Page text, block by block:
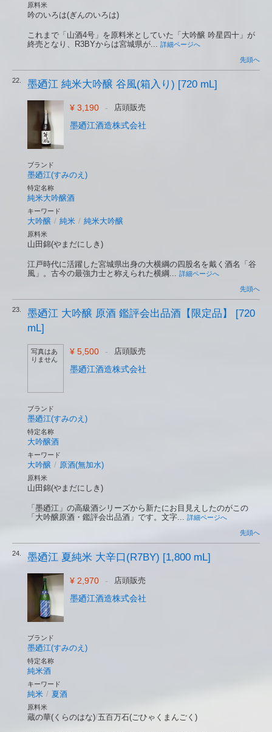
原料米
吟のいろは(ぎんのいろは)
これまで「山酒4号」を原料米としていた「大吟醸 吟星四十」が
終売となり、R3BYからは宮城県が... 詳細ページへ
先頭へ
22. 墨廼江 純米大吟醸 谷風(箱入り) [720 mL]
¥ 3,190 - 店頭販売
墨廼江酒造株式会社
ブランド
墨廼江(すみのえ)
特定名称
純米大吟醸酒
キーワード
大吟醸 / 純米 / 純米大吟醸
原料米
山田錦(やまだにしき)
江戸時代に活躍した宮城県出身の大横綱の四股名を戴く酒名「谷
風」。古今の最強力士と称えられた横綱... 詳細ページへ
先頭へ
23.
墨廼江 大吟醸 原酒 鑑評会出品酒【限定品】 [720
mL]
写真はあ
りません
¥ 5,500 - 店頭販売
墨廼江酒造株式会社
ブランド
墨廼江(すみのえ)
特定名称
大吟醸酒
キーワード
大吟醸 / 原酒(無加水)
原料米
山田錦(やまだにしき)
「墨廼江」の高級酒シリーズから新たにお目見えしたのがこの
「大吟醸原酒・鑑評会出品酒」です。文字... 詳細ページへ
先頭へ
24. 墨廼江 夏純米 大辛口(R7BY) [1,800 mL]
¥ 2,970 - 店頭販売
墨廼江酒造株式会社
ブランド
墨廼江(すみのえ)
特定名称
純米酒
キーワード
純米 / 夏酒
原料米
蔵の華(くらのはな)/五百万石(ごひゃくまんごく)